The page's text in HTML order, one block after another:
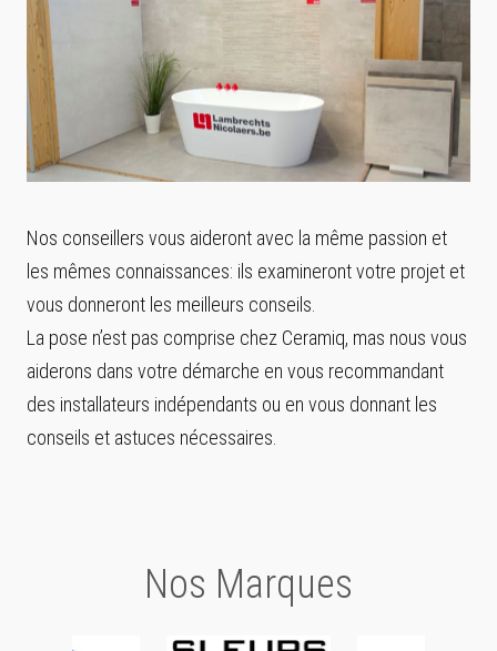
Nos conseillers vous aideront avec la même passion et
les mêmes connaissances: ils examineront votre projet et
vous donneront les meilleurs conseils.
La pose n’est pas comprise chez Ceramiq, mas nous vous
aiderons dans votre démarche en vous recommandant
des installateurs indépendants ou en vous donnant les
conseils et astuces nécessaires.
Nos Marques